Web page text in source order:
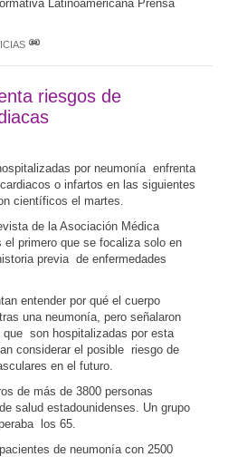
Latinoamericana Prensa
riesgos de
por neumonía enfrenta
o infartos en las siguientes
científicos el martes.
de la Asociación Médica
primero que se focaliza solo en
previa de enfermedades
entender por qué el cuerpo
una neumonía, pero señalaron
son hospitalizadas por esta
considerar el posible riesgo de
en el futuro.
de más de 3800 personas
salud estadounidenses. Un grupo
los 65.
de neumonía con 2500